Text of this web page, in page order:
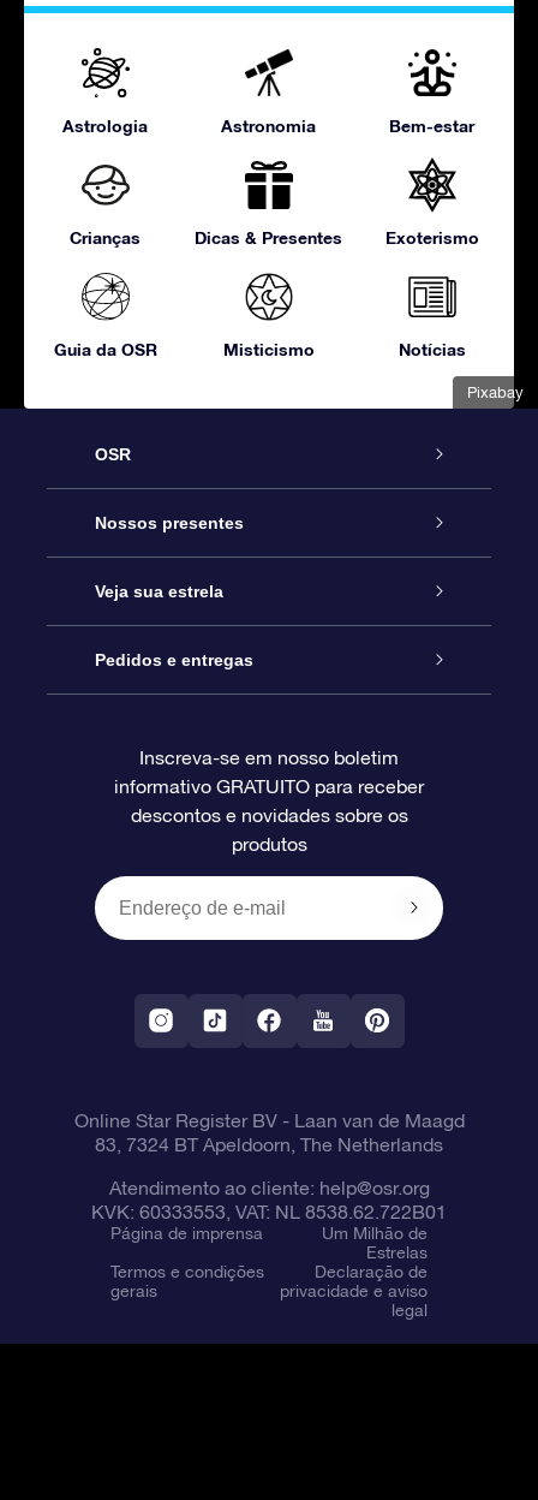
Pixabay
Astrologia Astronomia Bem-estar
Crianças Dicas & Presentes Exoterismo
Guia da OSR Misticismo Notícias
OSR
Serviço
Entre em contato conosco
Blog
Avaliações
Nossos presentes
Presente estrelar on-line
Pacote de presente da OSR
O cartão de presente da OSR
Presentes corporativos
Veja sua estrela
Star Register
Página estelar personalizada
Um Milhão de Estrelas
OSR Starsaver
Aplicativo RV Fly me to the stars
Pedidos e entregas
Informações de pagamento
Política de devolução
Constelações
Inscreva-se em nosso boletim
informativo GRATUITO para receber
descontos e novidades sobre os
produtos
Online Star Register BV- Laan van de Maagd
83, 7324 BT Apeldoorn, The Netherlands
Atendimento ao cliente: help@osr.org
KVK: 60333553, VAT: NL 8538.62.722B01
Página de imprensa
Um Milhão de
Estrelas
Termos e condições
gerais
Declaração de
privacidade e aviso
legal